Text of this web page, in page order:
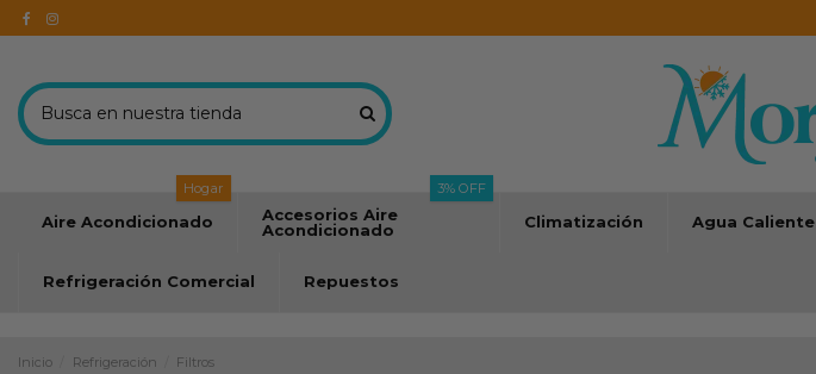
Aire Acondicionado
Hogar
Accesorios Aire
Acondicionado
3% OFF
Climatización Agua Caliente
Refrigeración Comercial Repuestos
Inicio Refrigeración Filtros